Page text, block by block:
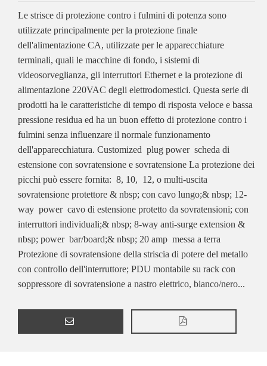
Le strisce di protezione contro i fulmini di potenza sono
utilizzate principalmente per la protezione finale
dell'alimentazione CA, utilizzate per le apparecchiature
terminali, quali le macchine di fondo, i sistemi di
videosorveglianza, gli interruttori Ethernet e la protezione di
alimentazione 220VAC degli elettrodomestici. Questa serie di
prodotti ha le caratteristiche di tempo di risposta veloce e bassa
pressione residua ed ha un buon effetto di protezione contro i
fulmini senza influenzare il normale funzionamento
dell'apparecchiatura. Customized plug power scheda di
estensione con sovratensione e sovratensione La protezione dei
picchi può essere fornita: 8, 10, 12, o multi-uscita
sovratensione protettore & nbsp; con cavo lungo;& nbsp; 12-
way power cavo di estensione protetto da sovratensioni; con
interruttori individuali;& nbsp; 8-way anti-surge extension &
nbsp; power bar/board;& nbsp; 20 amp messa a terra
Protezione di sovratensione della striscia di potere del metallo
con controllo dell'interruttore; PDU montabile su rack con
soppressore di sovratensione a nastro elettrico, bianco/nero...